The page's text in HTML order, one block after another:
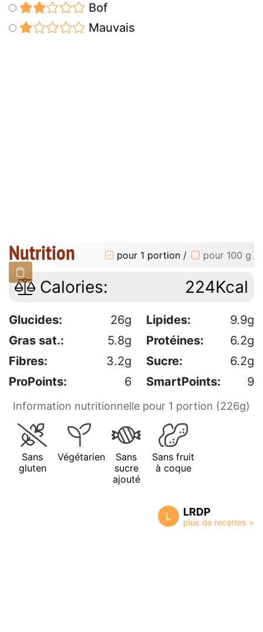
Bof
Mauvais
Nutrition pour 1 portion / pour 100 g
Calories: 224Kcal
Glucides: 26g Lipides:
9.9g
Gras sat.:
5.8g Protéines:
6.2g
Fibres:
3.2g Sucre:
6.2g
ProPoints:
6 SmartPoints: 9
Information nutritionnelle pour 1 portion (226g)
Sans
gluten
Végétarien
Sans
sucre
ajouté
Sans fruit
à coque
L LRDP